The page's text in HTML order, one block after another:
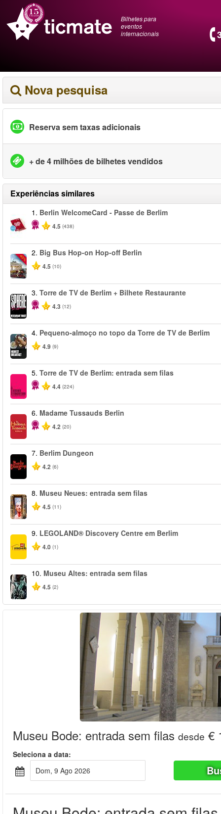
Bilhetes para
eventos
internacionais
Nova pesquisa
Reserva sem taxas adicionais
+ de 4 milhões de bilhetes vendidos
Experiências similares
1. Berlin WelcomeCard - Passe de Berlim
4.5 (438)
-40%
2. Big Bus Hop-on Hop-off Berlin
4.5 (10)
3. Torre de TV de Berlim + Bilhete Restaurante
4.3 (12)
4. Pequeno-almoço no topo da Torre de TV de Berlim
4.9 (9)
5. Torre de TV de Berlim: entrada sem filas
4.4 (224)
6. Madame Tussauds Berlin
4.2 (20)
7. Berlim Dungeon
4.2 (6)
8. Museu Neues: entrada sem filas
4.5 (11)
9. LEGOLAND® Discovery Centre em Berlim
4.0 (1)
10. Museu Altes: entrada sem filas
4.5 (2)
Museu Bode: entrada sem filas desde €
Seleciona a data:
Dom, 9 Ago 2026